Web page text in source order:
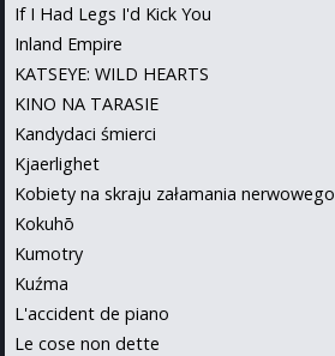
If I Had Legs I'd Kick You
Inland Empire
KATSEYE: WILD HEARTS
KINO NA TARASIE
Kandydaci śmierci
Kjaerlighet
Kobiety na skraju załamania nerwowego
Kokuhō
Kumotry
Kuźma
L'accident de piano
Le cose non dette